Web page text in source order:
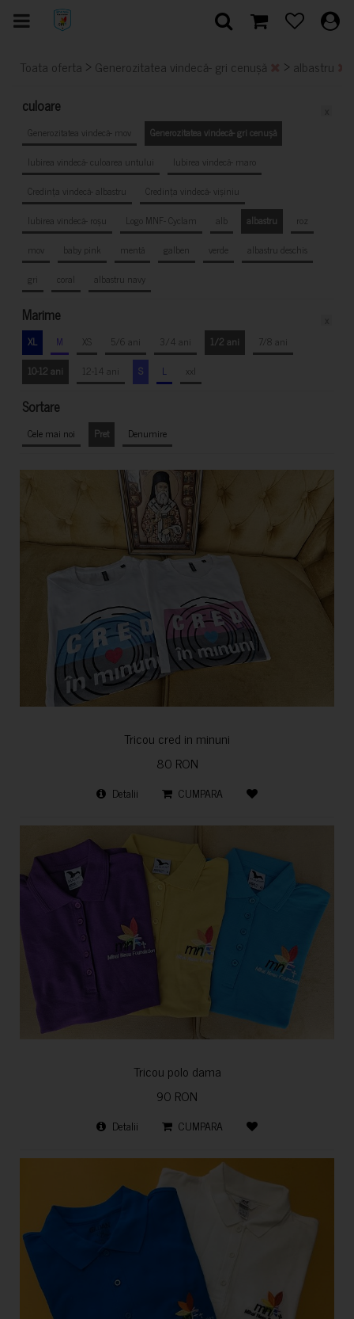
Toata oferta > Generozitatea vindecă- gri cenușă > albastru
culoare
Generozitatea vindecă- mov
Generozitatea vindecă- gri cenușă
Iubirea vindecă- culoarea untului
Iubirea vindecă- maro
Credința vindecă- albastru
Credința vindecă- vișiniu
Iubirea vindecă- roșu
Logo MNF- Cyclam alb albastru
roz
mov
baby pink mentă galben verde
albastru deschis
gri
coral albastru navy
Marime
XL M XS 5/6 ani 3/4 ani 1/2 ani
7/8 ani
10-12 ani
12-14 ani S L xxl
Sortare
Cele mai noi Pret Denumire
Tricou cred in minuni
80 RON
Detalii CUMPARA
Tricou polo dama
90 RON
Detalii CUMPARA